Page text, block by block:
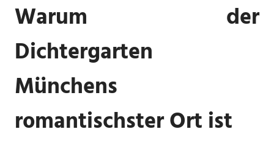
Warum der
Dichtergarten
Münchens
romantischster Ort ist